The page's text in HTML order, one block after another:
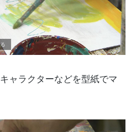
ャラクターなどを型紙でマ